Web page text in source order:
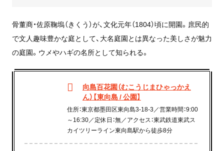
骨董商・佐原鞠塢（きくう）が、文化元年（1804）頃に開園。庶民的
で文人趣味豊かな庭として、大名庭園とは異なった美しさが魅力
の庭園。ウメやハギの名所として知られる。
向島百花園（むこうじまひゃっかえ
ん）【東向島 / 公園】
住所：東京都墨田区東向島3-18-3／営業時間：9:00
～16:30／定休日：無／アクセス：東武鉄道東武ス
カイツリーライン東向島駅から徒歩8分